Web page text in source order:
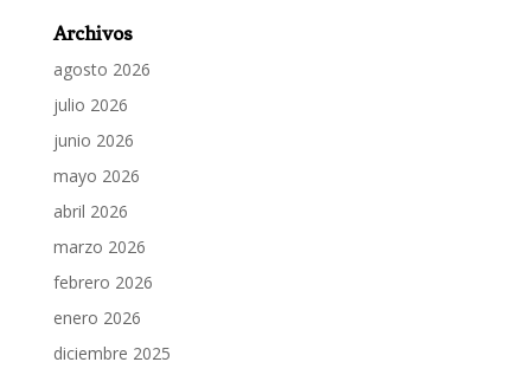
Archivos
agosto 2026
julio 2026
junio 2026
mayo 2026
abril 2026
marzo 2026
febrero 2026
enero 2026
diciembre 2025